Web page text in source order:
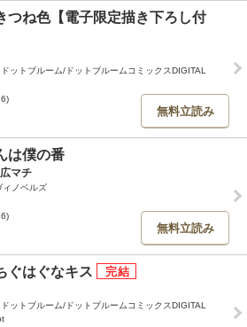
つね色【電子限定描き下ろし付
ットブルーム/ドットブルームコミックスDIGITAL
無料立読み
は僕の番
マチ
ィノベルズ
無料立読み
ぐはぐなキス
ットブルーム/ドットブルームコミックスDIGITAL